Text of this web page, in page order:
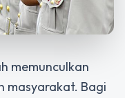
memunculkan
masyarakat. Bagi